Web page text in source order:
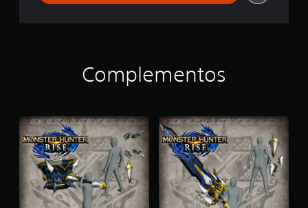
Complementos